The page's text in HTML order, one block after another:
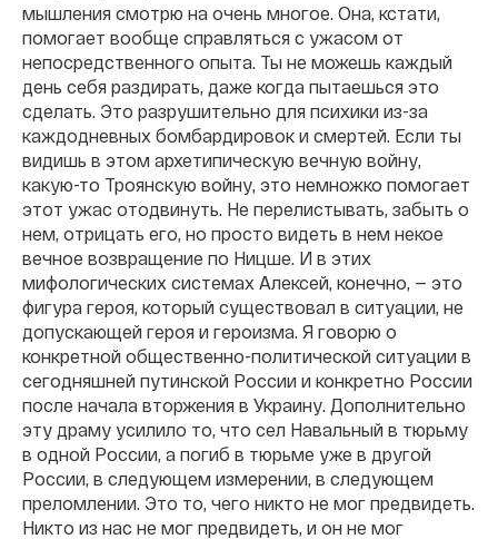
мышления смотрю на очень многое. Она, кстати,
помогает вообще справляться с ужасом от
непосредственного опыта. Ты не можешь каждый
день себя раздирать, даже когда пытаешься это
сделать. Это разрушительно для психики из-за
каждодневных бомбардировок и смертей. Если ты
видишь в этом архетипическую вечную войну,
какую-то Троянскую войну, это немножко помогает
этот ужас отодвинуть. Не перелистывать, забыть о
нем, отрицать его, но просто видеть в нем некое
вечное возвращение по Ницше. И в этих
мифологических системах Алексей, конечно, — это
фигура героя, который существовал в ситуации, не
допускающей героя и героизма. Я говорю о
конкретной общественно-политической ситуации в
сегодняшней путинской России и конкретно России
после начала вторжения в Украину. Дополнительно
эту драму усилило то, что сел Навальный в тюрьму
в одной России, а погиб в тюрьме уже в другой
России, в следующем измерении, в следующем
преломлении. Это то, чего никто не мог предвидеть.
Никто из нас не мог предвидеть, и он не мог